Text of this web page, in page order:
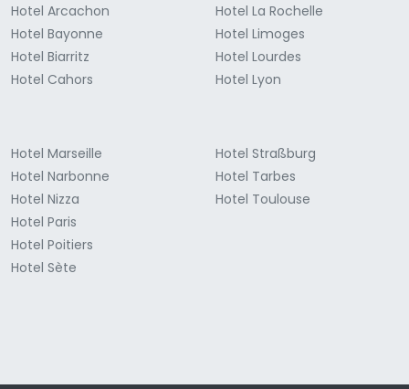
Hotel Arcachon
Hotel Bayonne
Hotel Biarritz
Hotel Cahors
Hotel La Rochelle
Hotel Limoges
Hotel Lourdes
Hotel Lyon
Hotel Marseille
Hotel Narbonne
Hotel Nizza
Hotel Paris
Hotel Poitiers
Hotel Sète
Hotel Straßburg
Hotel Tarbes
Hotel Toulouse